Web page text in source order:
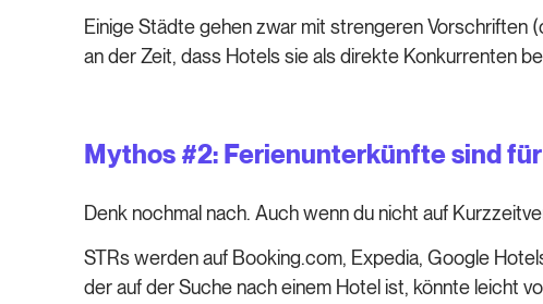
Einige Städte gehen zwar mit strengeren Vorschriften
an der Zeit, dass Hotels sie als direkte Konkurrenten
Mythos #2: Ferienunterkünfte sind
Denk nochmal nach. Auch wenn du nicht auf
STRs werden auf Booking.com, Expedia, Google
der auf der Suche nach einem Hotel ist, könnte leicht